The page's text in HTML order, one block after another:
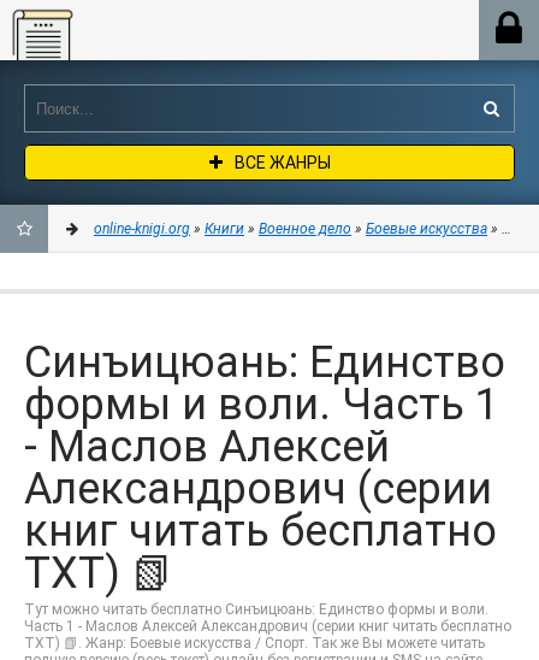
Online-knigi.org
ВСЕ ЖАНРЫ
ЗАКЛАДКИ
online-knigi.org » Книги » Военное дело » Боевые искусства »
Синъицюань: Единство
формы и воли. Часть 1
- Маслов Алексей
Александрович (серии
книг читать бесплатно
TXT) 📗
Тут можно читать бесплатно Синъицюань: Единство формы и воли.
Часть 1 - Маслов Алексей Александрович (серии книг читать бесплатно
TXT) 📗. Жанр: Боевые искусства / Спорт. Так же Вы можете читать